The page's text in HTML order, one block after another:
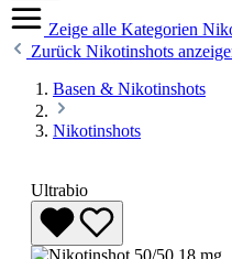
Zeige alle Kategorien
Zurück Nikotinshots
Basen & Nikotinshots
Nikotinshots
Ultrabio